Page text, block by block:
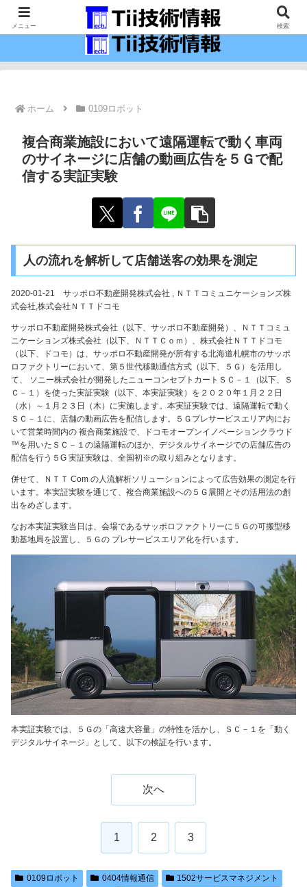
最新の科学技術の情報インフラ。
ホーム 0109ロボット
複合商業施設において遠隔運転で動く車両
のサイネージに店舗の動画広告を５Ｇで配
信する実証実験
人の流れを解析して店舗送客の効果を測定
2020-01-21 サッポロ不動産開発株式会社 , ＮＴＴコミュニケーションズ株
式会社,株式会社ＮＴＴドコモ
サッポロ不動産開発株式会社（以下、サッポロ不動産開発）、ＮＴＴコミュ
ニケーションズ株式会社（以下、ＮＴＴＣｏｍ）、株式会社ＮＴＴドコモ
（以下、ドコモ）は、サッポロ不動産開発が所有する北海道札幌市のサッポ
ロファクトリーにおいて、第５世代移動通信方式（以下、５Ｇ）を活用し
て、 ソニー株式会社が開発したニューコンセプトカートＳＣ－１（以下、Ｓ
Ｃ－１）を使った実証実験（以下、本実証実験）を２０２０年１月２２日
（水）～１月２３日（木）に実施します。本実証実験では、遠隔運転で動く
ＳＣ－１に、店舗の動画広告を配信します。５Ｇプレサービスエリア内にお
いて営業時間内の 複合商業施設で、ドコモオープンイノベーションクラウド
™を用いたＳＣ－１の遠隔運転のほか、デジタルサイネージでの店舗広告の
配信を行う５G 実証実験は、全国初※の取り組みとなります。
併せて、ＮＴＴ Com の人流解析ソリューションによって広告効果の測定を行
います。本実証実験を通じて、複合商業施設への５Ｇ展開とその活用法の創
出をめざします。
なお本実証実験当日は、会場であるサッポロファクトリーに５Ｇの可搬型移
動基地局を設置し、５Ｇの プレサービスエリア化を行います。
本実証実験では、５Ｇの「高速大容量」の特性を活かし、ＳＣ－１を「動く
デジタルサイネージ」として、以下の検証を行います。
次へ
1 2 3
0109ロボット 0404情報通信
1502サービスマネジメント
メニュー 検索